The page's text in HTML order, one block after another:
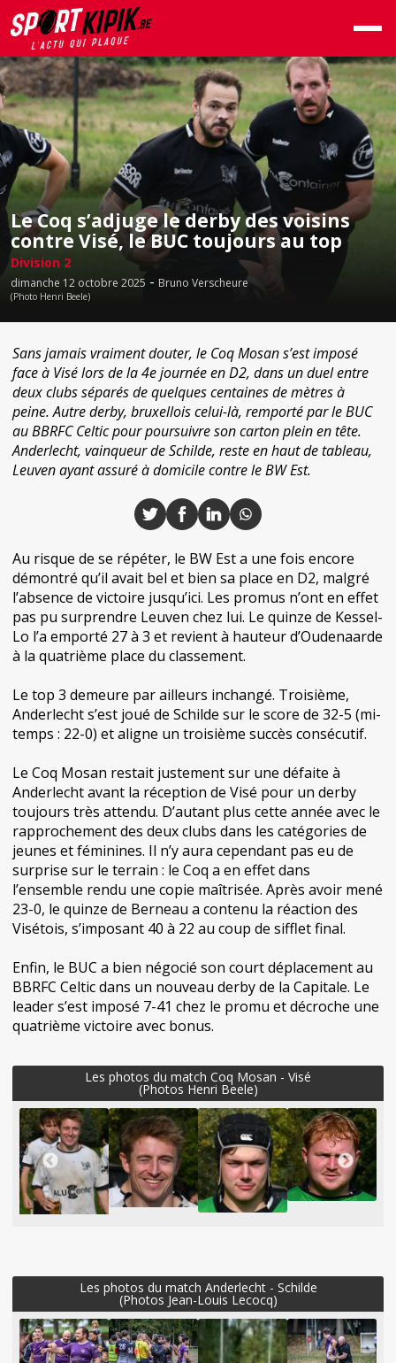
Le Coq s’adjuge le derby des voisins
contre Visé, le BUC toujours au top
Division 2
dimanche 12 octobre 2025 - Bruno Verscheure
(Photo Henri Beele)
Sans jamais vraiment douter, le Coq Mosan s’est imposé
face à Visé lors de la 4e journée en D2, dans un duel entre
deux clubs séparés de quelques centaines de mètres à
peine. Autre derby, bruxellois celui-là, remporté par le BUC
au BBRFC Celtic pour poursuivre son carton plein en tête.
Anderlecht, vainqueur de Schilde, reste en haut de tableau,
Leuven ayant assuré à domicile contre le BW Est.
Au risque de se répéter, le BW Est a une fois encore
démontré qu’il avait bel et bien sa place en D2, malgré
l’absence de victoire jusqu’ici. Les promus n’ont en effet
pas pu surprendre Leuven chez lui. Le quinze de Kessel-
Lo l’a emporté 27 à 3 et revient à hauteur d’Oudenaarde
à la quatrième place du classement.
Le top 3 demeure par ailleurs inchangé. Troisième,
Anderlecht s’est joué de Schilde sur le score de 32-5 (mi-
temps : 22-0) et aligne un troisième succès consécutif.
Le Coq Mosan restait justement sur une défaite à
Anderlecht avant la réception de Visé pour un derby
toujours très attendu. D’autant plus cette année avec le
rapprochement des deux clubs dans les catégories de
jeunes et féminines. Il n’y aura cependant pas eu de
surprise sur le terrain : le Coq a en effet dans
l’ensemble rendu une copie maîtrisée. Après avoir mené
23-0, le quinze de Berneau a contenu la réaction des
Visétois, s’imposant 40 à 22 au coup de sifflet final.
Enfin, le BUC a bien négocié son court déplacement au
BBRFC Celtic dans un nouveau derby de la Capitale. Le
leader s’est imposé 7-41 chez le promu et décroche une
quatrième victoire avec bonus.
Les photos du match Coq Mosan - Visé
(Photos Henri Beele)
Les photos du match Anderlecht - Schilde
(Photos Jean-Louis Lecocq)